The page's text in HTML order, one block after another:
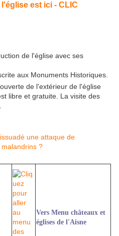
est ici - CLIC
de l'église avec ses
aux Monuments Historiques.
de l'extérieur de l'église
libre et gratuite. La visite des
Vers Menu châteaux et
églises de l'Aisne